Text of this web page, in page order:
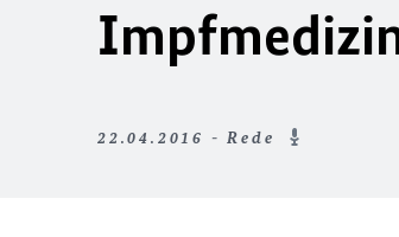
22.04.2016 - Rede